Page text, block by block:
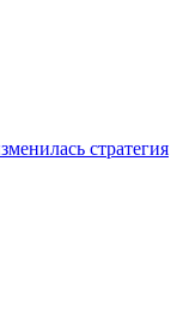
стратегия